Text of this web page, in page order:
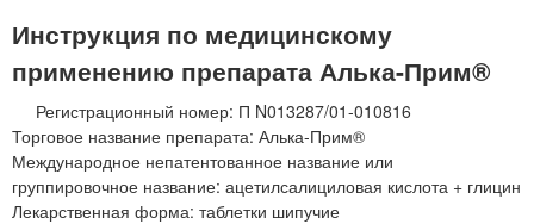
Инструкция по медицинскому
применению препарата Алька-Прим®
Регистрационный номер: П N013287/01-010816
Торговое название препарата: Алька-Прим®
Международное непатентованное название или
группировочное название: ацетилсалициловая кислота + глицин
Лекарственная форма: таблетки шипучие